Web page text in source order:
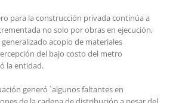
para la construcción privada continúa a
no solo por obras en ejecución,
acopio de materiales
del bajo costo del metro
la entidad.
generó `algunos faltantes en